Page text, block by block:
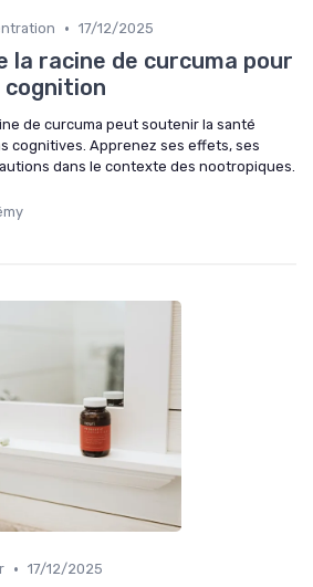
• 17/12/2025
la racine de curcuma pour
cognition
de curcuma peut soutenir la santé
cognitives. Apprenez ses effets, ses
dans le contexte des nootropiques.
• 17/12/2025